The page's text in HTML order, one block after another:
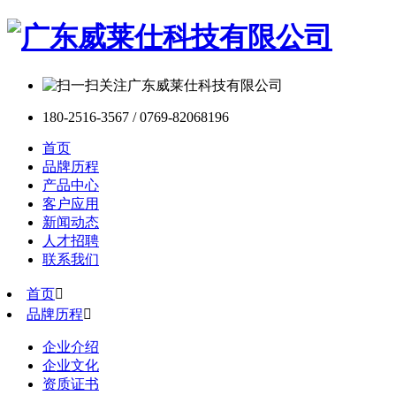
180-2516-3567 / 0769-82068196
首页
品牌历程
产品中心
客户应用
新闻动态
人才招聘
联系我们
首页
品牌历程
企业介绍
企业文化
资质证书